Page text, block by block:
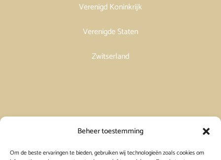
Beheer toestemming
Om de beste ervaringen te bieden, gebruiken wij technologieën zoals cookies om
Verenigd Koninkrijk
Verenigde Staten
Zwitserland